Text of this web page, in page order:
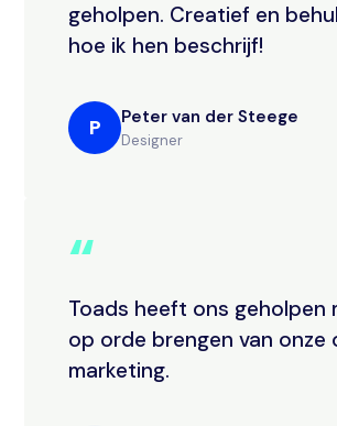
geholpen. Creatief en
hoe ik hen beschrijf!
P Peter van der Steege
Designer
“
Toads heeft ons geholpen
op orde brengen van onze
marketing.